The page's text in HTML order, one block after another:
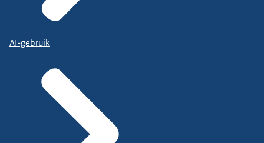
AI-gebruik